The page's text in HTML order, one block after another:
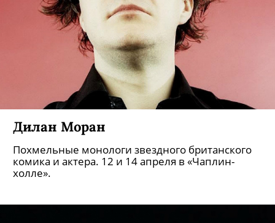
Дилан Моран
Похмельные монологи звездного британского
комика и актера. 12 и 14 апреля в «Чаплин-
холле».